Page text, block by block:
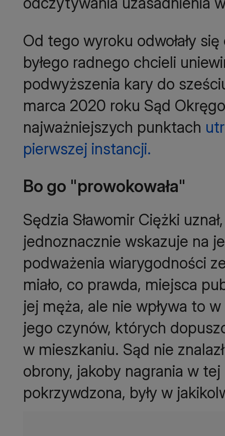
Od tego wyroku odwołały
byłego radnego chcieli
podwyższenia kary do
marca 2020 roku Sąd
najważniejszych punktach
pierwszej instancji.
Bo go "prowokowała"
Sędzia Sławomir Ciężki
jednoznacznie wskazuje na
podważenia wiarygodności
miało, co prawda, miejsca
jej męża, ale nie wpływa to
jego czynów, których
w mieszkaniu. Sąd nie
obrony, jakoby nagrania w
pokrzywdzona, były w